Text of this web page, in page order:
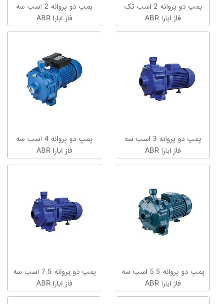
پمپ دو پروانه 2 اسب تک
فاز ابارا ABR
پمپ دو پروانه 2 اسب سه
فاز ابارا ABR
پمپ دو پروانه 3 اسب سه
فاز ابارا ABR
پمپ دو پروانه 4 اسب سه
فاز ابارا ABR
پمپ دو پروانه 5.5 اسب سه
فاز ابارا ABR
پمپ دو پروانه 7.5 اسب سه
فاز ابارا ABR